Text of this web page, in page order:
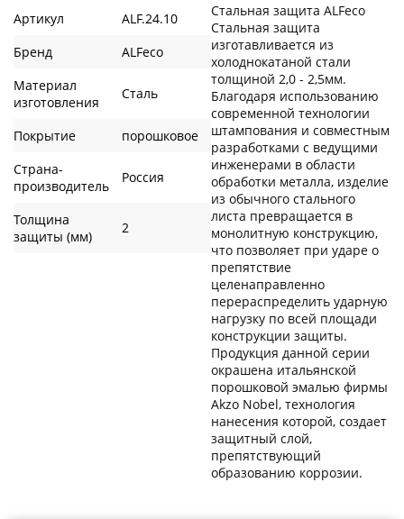
Артикул
ALF.24.10
Бренд
ALFeco
Материал
изготовления
Сталь
Покрытие
порошковое
Страна-
производитель
Россия
Толщина
защиты (мм)
2
Стальная защита ALFeco
Стальная защита
изготавливается из
холоднокатаной стали
толщиной 2,0 - 2,5мм.
Благодаря использованию
современной технологии
штампования и совместным
разработками с ведущими
инженерами в области
обработки металла, изделие
из обычного стального
листа превращается в
монолитную конструкцию,
что позволяет при ударе о
препятствие
целенаправленно
перераспределить ударную
нагрузку по всей площади
конструкции защиты.
Продукция данной серии
окрашена итальянской
порошковой эмалью фирмы
Akzo Nobel, технология
нанесения которой, создает
защитный слой,
препятствующий
образованию коррозии.